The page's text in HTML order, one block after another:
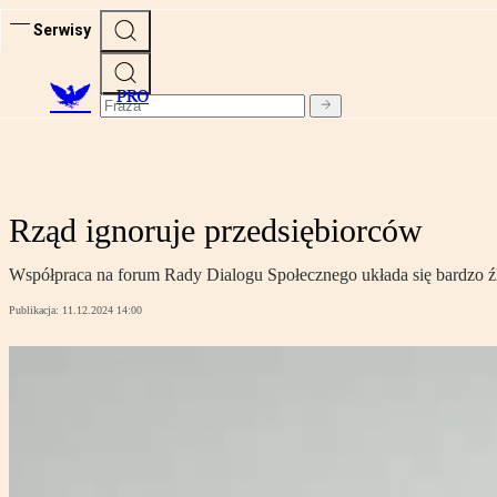
Serwisy
PRO
Rząd ignoruje przedsiębiorców
Współpraca na forum Rady Dialogu Społecznego układa się bardzo
Publikacja: 11.12.2024 14:00